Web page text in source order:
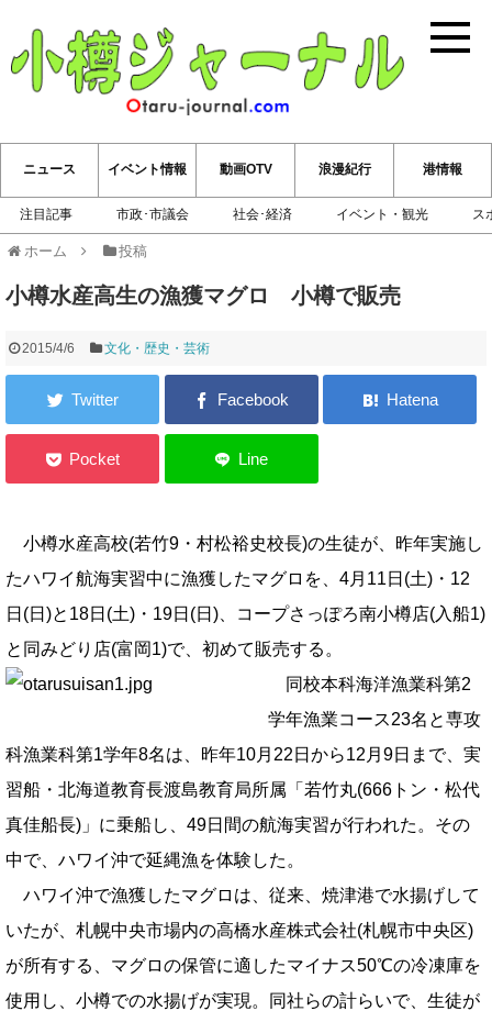
小樽ジ
ニュース
注目記事 市政･市議会 社会･経済 イベント・観光 ス
イベント情報 動画OTV 浪漫紀行 港情報
ホーム 投稿
小樽水産高生の漁獲マグロ 小樽で販売
2015/4/6 文化・歴史・芸術
小樽水産高校(若竹9・村松裕史校長)の生徒が、昨年実施し
たハワイ航海実習中に漁獲したマグロを、4月11日(土)・12
日(日)と18日(土)・19日(日)、コープさっぽろ南小樽店(入船1)
と同みどり店(富岡1)で、初めて販売する。
同校本科海洋漁業科第2
学年漁業コース23名と専攻
科漁業科第1学年8名は、昨年10月22日から12月9日まで、実
習船・北海道教育長渡島教育局所属「若竹丸(666トン・松代
真佳船長)」に乗船し、49日間の航海実習が行われた。その
中で、ハワイ沖で延縄漁を体験した。
ハワイ沖で漁獲したマグロは、従来、焼津港で水揚げして
いたが、札幌中央市場内の高橋水産株式会社(札幌市中央区)
が所有する、マグロの保管に適したマイナス50℃の冷凍庫を
使用し、小樽での水揚げが実現。同社らの計らいで、生徒が